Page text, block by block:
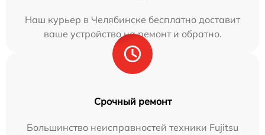
Наш курьер в Челябинске бесплатно доставит
ваше устройство на ремонт и обратно.
Срочный ремонт
Большинство неисправностей техники Fujitsu